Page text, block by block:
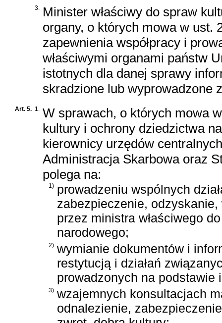
3. Minister właściwy do spraw
organy, o których mowa w ust.
zapewnienia współpracy i
właściwymi organami państw
istotnych dla danej sprawy
skradzione lub wyprowadzone
Art. 5. 1. W sprawach, o których mowa
kultury i ochrony dziedzictwa
kierownicy urzędów
Administracja Skarbowa oraz
polega na:
1) prowadzeniu wspólnych
zabezpieczenie,
przez ministra właściwego
narodowego;
2) wymianie dokumentów i
restytucją i działań
prowadzonych na podstawie
3) wzajemnych konsultacjach
odnalezienie,